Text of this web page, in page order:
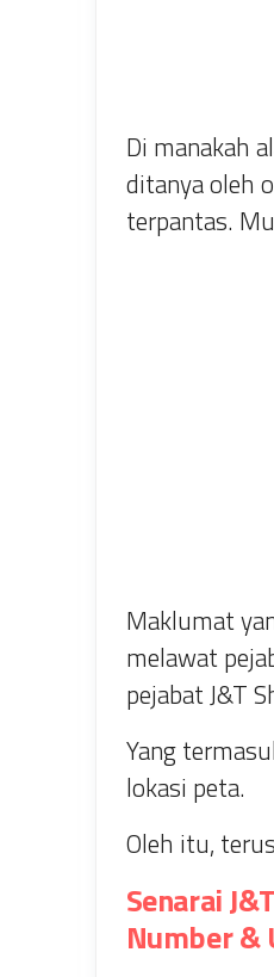
Di manakah
ditanya oleh
terpantas.
Maklumat
melawat
pejabat J&T
Yang
lokasi peta.
Oleh itu,
Senarai
Number &